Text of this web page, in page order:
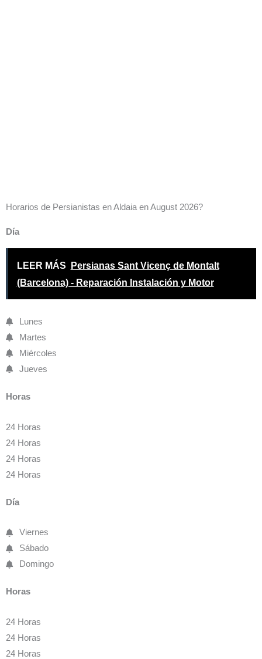
Horarios de Persianistas en Aldaia en August 2026?
Día
LEER MÁS
Persianas Sant Vicenç de Montalt
(Barcelona) - Reparación Instalación y Motor
Lunes
Martes
Miércoles
Jueves
Horas
24 Horas
24 Horas
24 Horas
24 Horas
Día
Viernes
Sábado
Domingo
Horas
24 Horas
24 Horas
24 Horas